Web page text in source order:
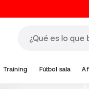
Training Fútbol sala